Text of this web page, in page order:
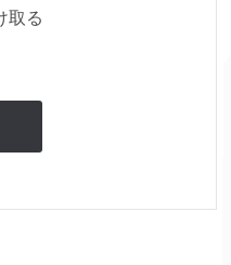
取る